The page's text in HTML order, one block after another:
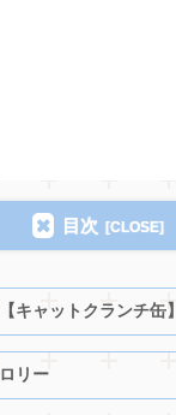
目次
キャットクランチ缶】
リー